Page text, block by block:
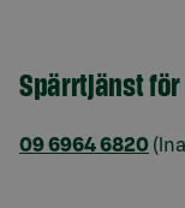
Spärrtjänst
09 6964 6820